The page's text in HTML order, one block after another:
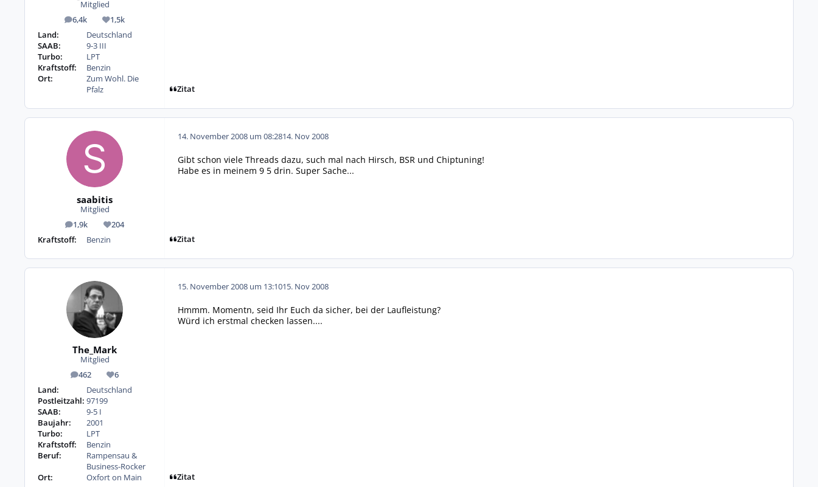
Mitglied
6,4k
Beiträge 1,5k
Reputation
Land:
Deutschland
SAAB:
9-3 III
Turbo:
LPT
Kraftstoff:
Benzin
Ort:
Zum Wohl. Die
Pfalz
Zitat
saabitis
Mitglied
1,9k
Beiträge 204
Reputation
Kraftstoff:
Benzin
14. November 2008 um 08:2814. Nov 2008
Gibt schon viele Threads dazu, such mal nach Hirsch, BSR und Chiptuning!
Habe es in meinem 9 5 drin. Super Sache...
Zitat
The_Mark
Mitglied
462
Beiträge 6
Reputation
Land:
Deutschland
Postleitzahl: 97199
SAAB:
9-5 I
Baujahr:
2001
Turbo:
LPT
Kraftstoff:
Benzin
Beruf:
Rampensau &
Business-Rocker
Ort:
Oxfort on Main
15. November 2008 um 13:1015. Nov 2008
Hmmm. Momentn, seid Ihr Euch da sicher, bei der Laufleistung?
Würd ich erstmal checken lassen....
Zitat